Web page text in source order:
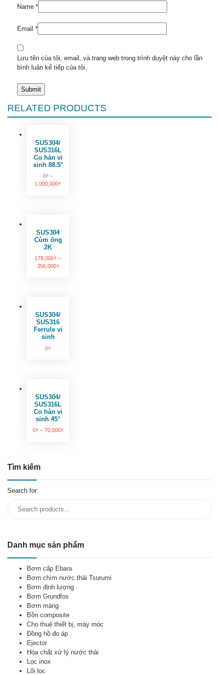
Name *
Email *
Lưu tên của tôi, email, và trang web trong trình duyệt này cho lần
bình luận kế tiếp của tôi.
RELATED PRODUCTS
SUS304/
SUS316L
Co hàn vi
sinh 88.5°
0₫ –
1,000,000₫
SUS304
Cùm ống
2K
178,000₫ –
356,000₫
SUS304/
SUS316
Ferrule vi
sinh
0₫
SUS304/
SUS316L
Co hàn vi
sinh 45°
0₫ – 70,000₫
Tìm kiếm
Search for:
Danh mục sản phẩm
Bơm cấp Ebara
Bơm chìm nước thải Tsurumi
Bơm định lượng
Bơm Grundfos
Bơm màng
Bồn composite
Cho thuê thiết bị, máy móc
Đồng hồ đo áp
Ejector
Hóa chất xử lý nước thải
Lọc inox
Lõi lọc